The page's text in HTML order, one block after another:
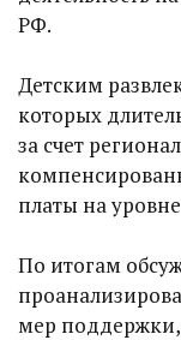
РФ.
Детским
которых
за счет
платы на
По итогам
мер поддержки,